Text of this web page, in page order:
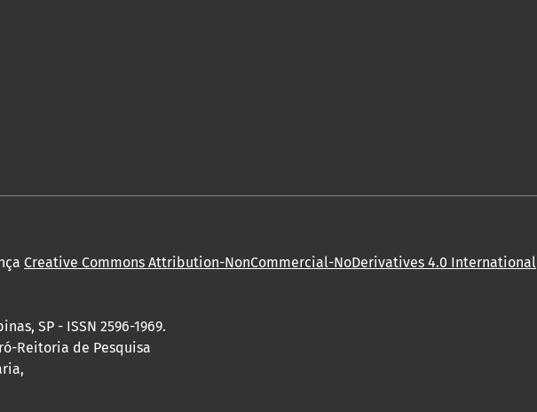
Creative Commons Attribution-NonCommercial-NoDerivatives 4.0 International
SP - ISSN 2596-1969.
Reitoria de Pesquisa